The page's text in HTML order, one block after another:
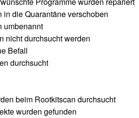
die Quarantäne verschoben
durchsucht werden
Befall
durchsucht
beim Rootkitscan durchsucht
wurden gefunden